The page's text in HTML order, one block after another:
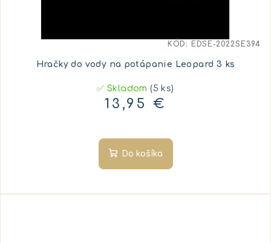
Hračky do vody na potápanie Leopard 3 ks
✅ Skladom(5 ks)
13,95 €
Do košíka
KÓD: EDSE-2022SE394